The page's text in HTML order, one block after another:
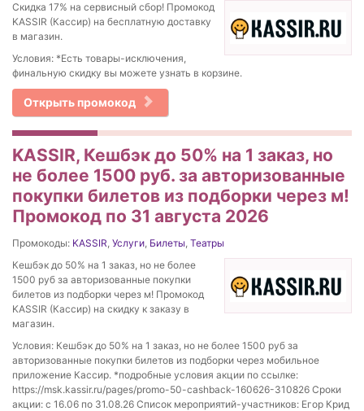
Скидка 17% на сервисный сбор! Промокод
KASSIR (Кассир) на бесплатную доставку
в магазин.
Условия: *Есть товары-исключения,
финальную скидку вы можете узнать в корзине.
Открыть промокод
KASSIR, Кешбэк до 50% на 1 заказ, но
не более 1500 руб. за авторизованные
покупки билетов из подборки через м!
Промокод по 31 августа 2026
Промокоды: KASSIR, Услуги, Билеты, Театры
Кешбэк до 50% на 1 заказ, но не более
1500 руб за авторизованные покупки
билетов из подборки через м! Промокод
KASSIR (Кассир) на скидку к заказу в
магазин.
Условия: Кешбэк до 50% на 1 заказ, но не более 1500 руб за
авторизованные покупки билетов из подборки через мобильное
приложение Кассир. *подробные условия акции по ссылке:
https://msk.kassir.ru/pages/promo-50-cashback-160626-310826 Сроки
акции: с 16.06 по 31.08.26 Список мероприятий-участников: Егор Крид